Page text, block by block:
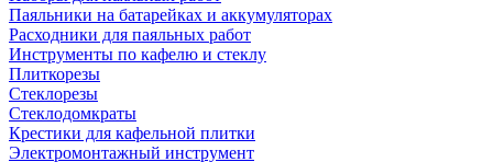
Паяльники на батарейках и аккумуляторах
Расходники для паяльных работ
Инструменты по кафелю и стеклу
Плиткорезы
Стеклорезы
Стеклодомкраты
Крестики для кафельной плитки
Электромонтажный инструмент